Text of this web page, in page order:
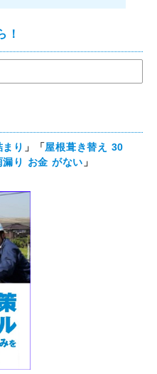
！
り 」「屋根葺き替え 30
漏り お金 がない 」